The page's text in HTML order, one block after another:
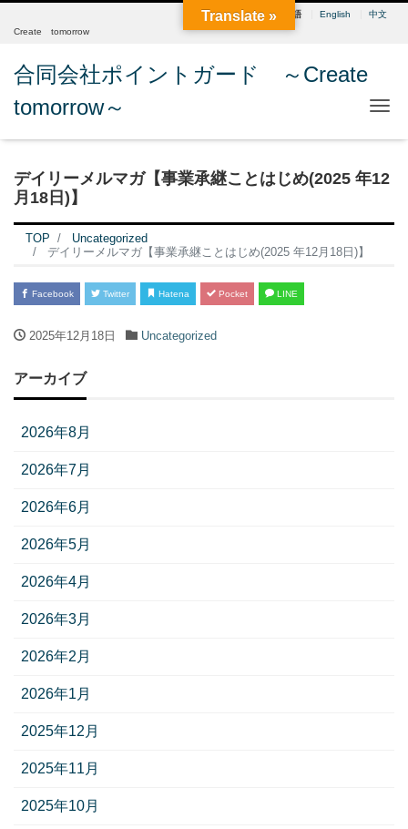
日本語 English
中文
Create tomorrow
合同会社ポイントガード ～Create
tomorrow～
デイリーメルマガ【事業承継ことはじめ(2025 年12
月18日)】
TOP
Uncategorized
デイリーメルマガ【事業承継ことはじめ(2025 年12月18日)】
Facebook Twitter Hatena Pocket LINE
2025年12月18日 Uncategorized
アーカイブ
2026年8月
2026年7月
2026年6月
2026年5月
2026年4月
2026年3月
2026年2月
2026年1月
2025年12月
2025年11月
2025年10月
Translate »